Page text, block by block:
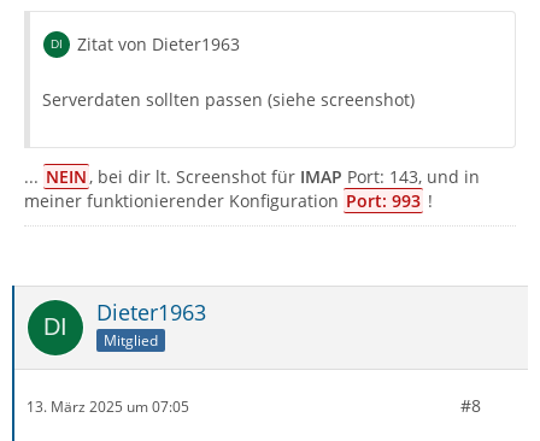
Zitat von Dieter1963
Serverdaten sollten passen (siehe screenshot)
... NEIN, bei dir lt. Screenshot für IMAP Port: 143, und in
meiner funktionierender Konfiguration Port: 993 !
Dieter1963
Mitglied
13. März 2025 um 07:05 #8